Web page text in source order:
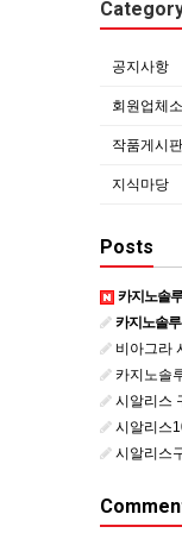
공지사항
회원업체
작품게시판
지식마당
Posts
카지노솔루션 | 토
카지노솔루션 | 토
비아그라 시알리스부작
카지노솔루션 | 토
시알리스 구매【
시알리스100mg 복용
시알리스구매【